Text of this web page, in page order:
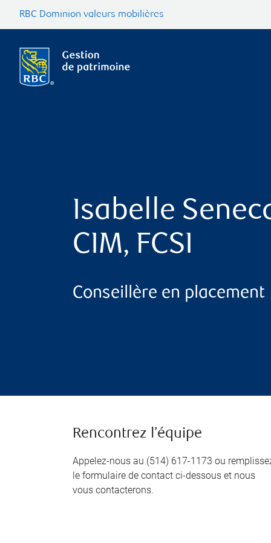
RBC Dominion valeurs mobilières
Isabelle
CIM, FCSI
Conseillère en placement
Rencontrez l’équipe
Appelez-nous au (514) 617-1173 ou
le formulaire de contact ci-dessous et nous
vous contacterons.